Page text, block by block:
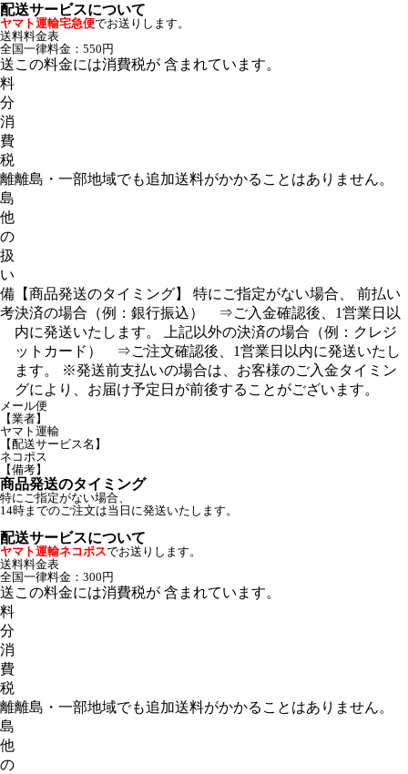
配送サービスについて
ヤマト運輸宅急便でお送りします。
送料料金表
全国一律料金：550円
送
料
分
消
費
税
この料金には消費税が 含まれています。
離
島
他
の
扱
い
離島・一部地域でも追加送料がかかることはありません。
備
考
【商品発送のタイミング】 特にご指定がない場合、 前払い
決済の場合（例：銀行振込） ⇒ご入金確認後、1営業日以
内に発送いたします。 上記以外の決済の場合（例：クレジ
ットカード） ⇒ご注文確認後、1営業日以内に発送いたし
ます。 ※発送前支払いの場合は、お客様のご入金タイミン
グにより、お届け予定日が前後することがございます。
メール便
【業者】
ヤマト運輸
【配送サービス名】
ネコポス
【備考】
商品発送のタイミング
特にご指定がない場合、
14時までのご注文は当日に発送いたします。
配送サービスについて
ヤマト運輸ネコポスでお送りします。
送料料金表
全国一律料金：300円
送
料
分
消
費
税
この料金には消費税が 含まれています。
離
島
他
の
離島・一部地域でも追加送料がかかることはありません。